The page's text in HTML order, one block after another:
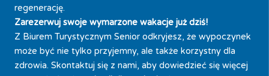
regenerację.
Zarezerwuj swoje wymarzone wakacje już dziś!
Z Biurem Turystycznym Senior odkryjesz, że wypoczynek
może być nie tylko przyjemny, ale także korzystny dla
zdrowia. Skontaktuj się z nami, aby dowiedzieć się więcej